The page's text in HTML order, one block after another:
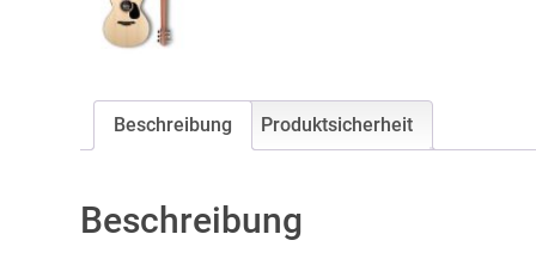
Beschreibung Produktsicherheit
Beschreibung